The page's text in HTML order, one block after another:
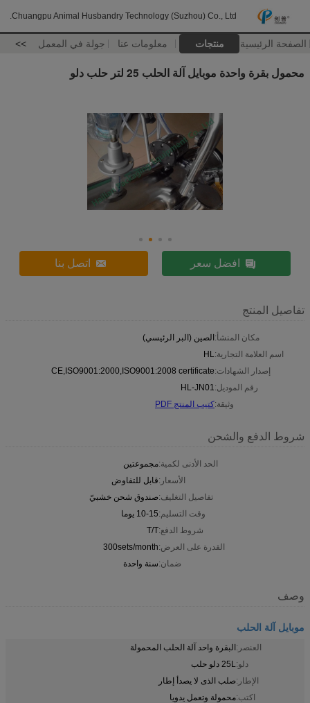
Chuangpu Animal Husbandry Technology (Suzhou) Co., Ltd.
الصفحة الرئيسية منتجات معلومات عنا جولة في المعمل >>
محمول بقرة واحدة موبايل آلة الحلب 25 لتر حلب دلو
افضل سعر اتصل بنا
تفاصيل المنتج
مكان المنشأ:الصين (البر الرئيسي)
اسم العلامة التجارية:HL
إصدار الشهادات:CE,ISO9001:2000,ISO9001:2008 certificate
رقم الموديل:HL-JN01
وثيقة:كتيب المنتج PDF
شروط الدفع والشحن
الحد الأدنى لكمية:مجموعتين
الأسعار:قابل للتفاوض
تفاصيل التغليف:صندوق شحن خشبيّ
وقت التسليم:10-15 يوما
شروط الدفع:T/T
القدرة على العرض:300sets/month
ضمان:سنة واحدة
وصف
موبايل آلة الحلب
العنصر:البقرة واحد آلة الحلب المحمولة
دلو:25L دلو حلب
الإطار:صلب الذى لا يصدأ إطار
اكتب:محمولة وتعمل يدويا